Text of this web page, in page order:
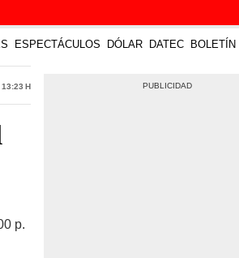
ESPECTÁCULOS DÓLAR DATEC BOLETÍN
h
p.